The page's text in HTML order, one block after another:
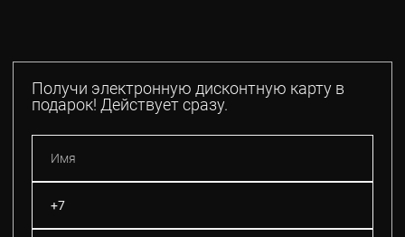
Получи электронную дисконтную карту в
подарок! Действует сразу.